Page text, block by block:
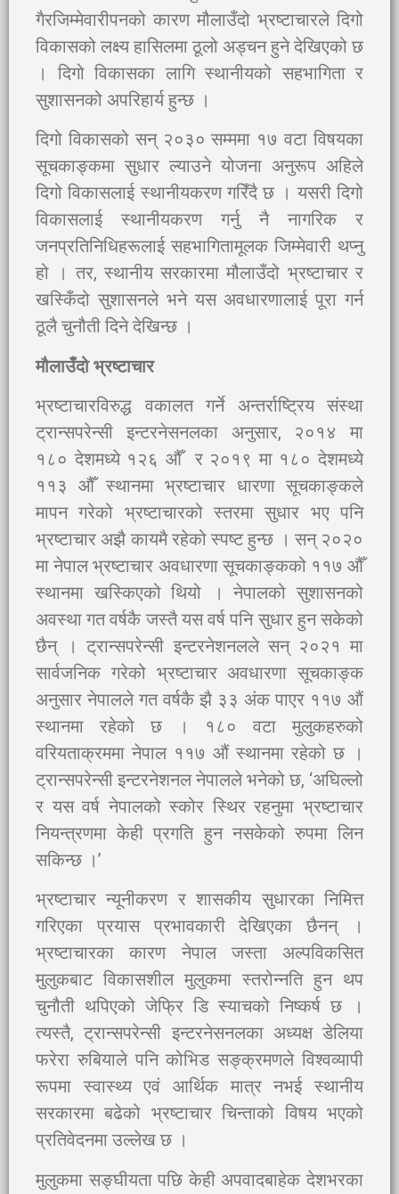
गैरजिम्मेवारीपनको कारण मौलाउँदो भ्रष्टाचारले दिगो
विकासको लक्ष्य हासिलमा ठूलो अड्चन हुने देखिएको छ
। दिगो विकासका लागि स्थानीयको सहभागिता र
सुशासनको अपरिहार्य हुन्छ ।
दिगो विकासको सन् २०३० सम्ममा १७ वटा विषयका
सूचकाङ्कमा सुधार ल्याउने योजना अनुरूप अहिले
दिगो विकासलाई स्थानीयकरण गरिँदै छ । यसरी दिगो
विकासलाई स्थानीयकरण गर्नु नै नागरिक र
जनप्रतिनिधिहरूलाई सहभागितामूलक जिम्मेवारी थप्नु
हो । तर, स्थानीय सरकारमा मौलाउँदो भ्रष्टाचार र
खस्किँदो सुशासनले भने यस अवधारणालाई पूरा गर्न
ठूलै चुनौती दिने देखिन्छ ।
मौलाउँदो भ्रष्टाचार
भ्रष्टाचारविरुद्ध वकालत गर्ने अन्तर्राष्ट्रिय संस्था
ट्रान्सपरेन्सी इन्टरनेसनलका अनुसार, २०१४ मा
१८० देशमध्ये १२६ औँ र २०१९ मा १८० देशमध्ये
११३ औँ स्थानमा भ्रष्टाचार धारणा सूचकाङ्कले
मापन गरेको भ्रष्टाचारको स्तरमा सुधार भए पनि
भ्रष्टाचार अझै कायमै रहेको स्पष्ट हुन्छ । सन् २०२०
मा नेपाल भ्रष्टाचार अवधारणा सूचकाङ्कको ११७ औँ
स्थानमा खस्किएको थियो । नेपालको सुशासनको
अवस्था गत वर्षकै जस्तै यस वर्ष पनि सुधार हुन सकेको
छैन् । ट्रान्सपरेन्सी इन्टरनेशनलले सन् २०२१ मा
सार्वजनिक गरेको भ्रष्टाचार अवधारणा सूचकाङ्क
अनुसार नेपालले गत वर्षकै झै ३३ अंक पाएर ११७ औं
स्थानमा रहेको छ । १८० वटा मुलुकहरुको
वरियताक्रममा नेपाल ११७ औं स्थानमा रहेको छ ।
ट्रान्सपरेन्सी इन्टरनेशनल नेपालले भनेको छ, ‘अघिल्लो
र यस वर्ष नेपालको स्कोर स्थिर रहनुमा भ्रष्टाचार
नियन्त्रणमा केही प्रगति हुन नसकेको रुपमा लिन
सकिन्छ ।’
भ्रष्टाचार न्यूनीकरण र शासकीय सुधारका निमित्त
गरिएका प्रयास प्रभावकारी देखिएका छैनन् ।
भ्रष्टाचारका कारण नेपाल जस्ता अल्पविकसित
मुलुकबाट विकासशील मुलुकमा स्तरोन्नति हुन थप
चुनौती थपिएको जेफ्रि डि स्याचको निष्कर्ष छ ।
त्यस्तै, ट्रान्सपरेन्सी इन्टरनेसनलका अध्यक्ष डेलिया
फरेरा रुबियाले पनि कोभिड सङ्क्रमणले विश्वव्यापी
रूपमा स्वास्थ्य एवं आर्थिक मात्र नभई स्थानीय
सरकारमा बढेको भ्रष्टाचार चिन्ताको विषय भएको
प्रतिवेदनमा उल्लेख छ ।
मुलुकमा सङ्घीयता पछि केही अपवादबाहेक देशभरका